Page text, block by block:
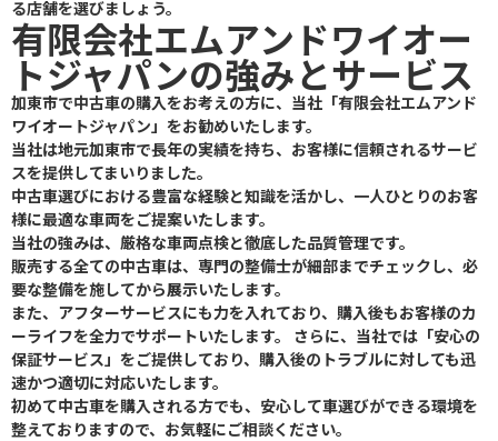
る店舗を選びましょう。
有限会社エムアンドワイオー
トジャパンの強みとサービス
加東市で中古車の購入をお考えの方に、当社「有限会社エムアンド
ワイオートジャパン」をお勧めいたします。
当社は地元加東市で長年の実績を持ち、お客様に信頼されるサービ
スを提供してまいりました。
中古車選びにおける豊富な経験と知識を活かし、一人ひとりのお客
様に最適な車両をご提案いたします。
当社の強みは、厳格な車両点検と徹底した品質管理です。
販売する全ての中古車は、専門の整備士が細部までチェックし、必
要な整備を施してから展示いたします。
また、アフターサービスにも力を入れており、購入後もお客様のカ
ーライフを全力でサポートいたします。 さらに、当社では「安心の
保証サービス」をご提供しており、購入後のトラブルに対しても迅
速かつ適切に対応いたします。
初めて中古車を購入される方でも、安心して車選びができる環境を
整えておりますので、お気軽にご相談ください。